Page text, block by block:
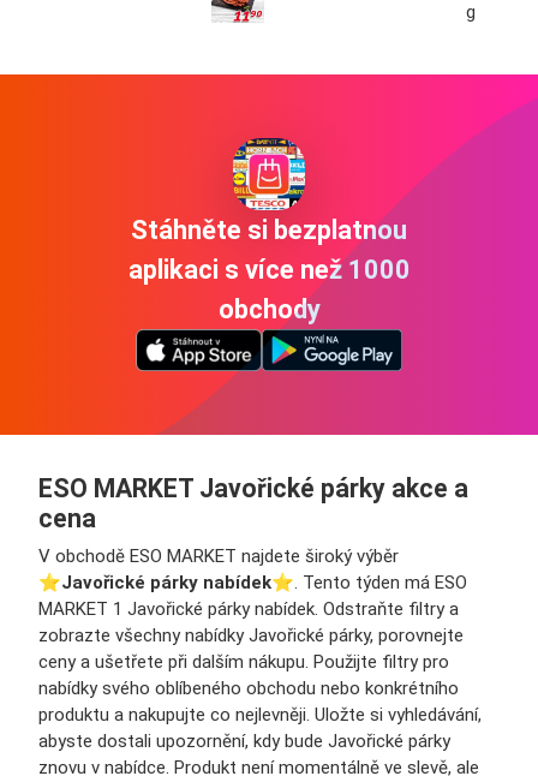
g
Stáhněte si bezplatnou
aplikaci s více než 1000
obchody
ESO MARKET Javořické párky akce a
cena
V obchodě ESO MARKET najdete široký výběr
⭐️Javořické párky nabídek⭐️. Tento týden má ESO
MARKET 1 Javořické párky nabídek. Odstraňte filtry a
zobrazte všechny nabídky Javořické párky, porovnejte
ceny a ušetřete při dalším nákupu. Použijte filtry pro
nabídky svého oblíbeného obchodu nebo konkrétního
produktu a nakupujte co nejlevněji. Uložte si vyhledávání,
abyste dostali upozornění, kdy bude Javořické párky
znovu v nabídce. Produkt není momentálně ve slevě, ale